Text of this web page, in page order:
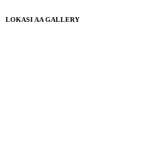
LOKASI AA GALLERY